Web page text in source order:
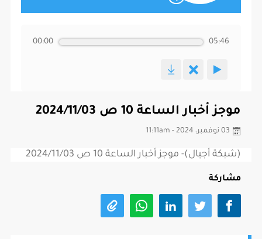
00:00 05:46
موجز أخبار الساعة 10 ص 2024/11/03
03 نوفمبر، 2024 - 11:11am
(شبكة أجيال)- موجز أخبار الساعة 10 ص 2024/11/03
مشاركة